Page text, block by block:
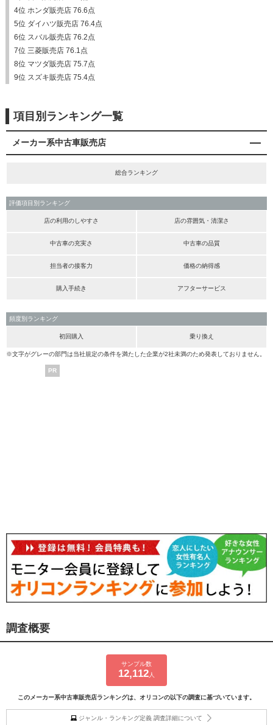
4位 ホンダ販売店 76.6点
5位 ダイハツ販売店 76.4点
6位 スバル販売店 76.2点
7位 三菱販売店 76.1点
8位 マツダ販売店 75.7点
9位 スズキ販売店 75.4点
項目別ランキング一覧
メーカー系中古車販売店
総合ランキング
評価項目別ランキング
店の利用のしやすさ 店の雰囲気・清潔さ
中古車の充実さ 中古車の品質
担当者の接客力 価格の納得感
購入手続き アフターサービス
頻度別ランキング
初回購入 乗り換え
※文字がグレーの部門は当社規定の条件を満たした企業が2社未満のため発表しておりません。
PR
調査概要
サンプル数
12,112人
このメーカー系中古車販売店ランキングは、オリコンの以下の調査に基づいています。
ジャンル・ランキング定義 調査詳細について